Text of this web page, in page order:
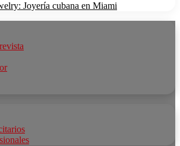
Joyería cubana en Miami